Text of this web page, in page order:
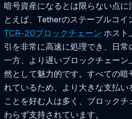
暗号資産になるとは限らない点に
とえば、Tetherのステーブルコイ
TCR-20ブロックチェーン ホスト
引を非常に高速に処理でき、日常
一方、より遅いブロックチェー
然として魅力的です。すべての暗
れているため、より大きな支払い
ことを好む人は多く、ブロック
わらず支持されています。